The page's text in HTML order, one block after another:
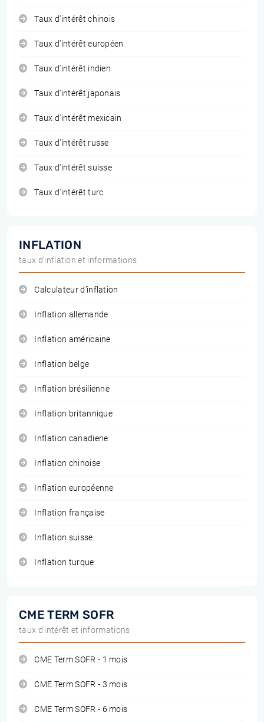
Taux d'intérêt chinois
Taux d'intérêt européen
Taux d'intérêt indien
Taux d'intérêt japonais
Taux d'intérêt mexicain
Taux d'intérêt russe
Taux d'intérêt suisse
Taux d'intérêt turc
INFLATION
taux d'inflation et informations
Calculateur d'inflation
Inflation allemande
Inflation américaine
Inflation belge
Inflation brésilienne
Inflation britannique
Inflation canadiene
Inflation chinoise
Inflation européenne
Inflation française
Inflation suisse
Inflation turque
CME TERM SOFR
taux d'intérêt et informations
CME Term SOFR - 1 mois
CME Term SOFR - 3 mois
CME Term SOFR - 6 mois